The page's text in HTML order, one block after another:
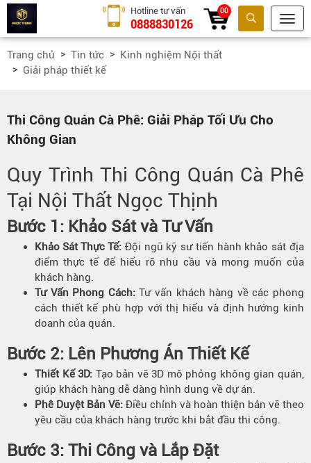
Tìm kiếm
Hotline tư vấn
0888830126
00
Trang chủ Tin tức
Kinh nghiệm Nội thất
Giải pháp thiết kế
Thi Công Quán Cà Phê: Giải Pháp Tối Ưu Cho
Không Gian
Quy Trình Thi Công Quán Cà Phê
Tại Nội Thất Ngọc Thịnh
Bước 1: Khảo Sát và Tư Vấn
Khảo Sát Thực Tế: Đội ngũ kỹ sư tiến hành khảo sát địa
điểm thực tế để hiểu rõ nhu cầu và mong muốn của
khách hàng.
Tư Vấn Phong Cách:Tư vấn khách hàng về các phong
cách thiết kế phù hợp với thị hiếu và định hướng kinh
doanh của quán.
Bước 2: Lên Phương Án Thiết Kế
Thiết Kế 3D: Tạo bản vẽ 3D mô phỏng không gian quán,
giúp khách hàng dễ dàng hình dung về dự án.
Phê Duyệt Bản Vẽ: Điều chỉnh và hoàn thiện bản vẽ theo
yêu cầu của khách hàng trước khi bắt đầu thi công.
Bước 3: Thi Công và Lắp Đặt